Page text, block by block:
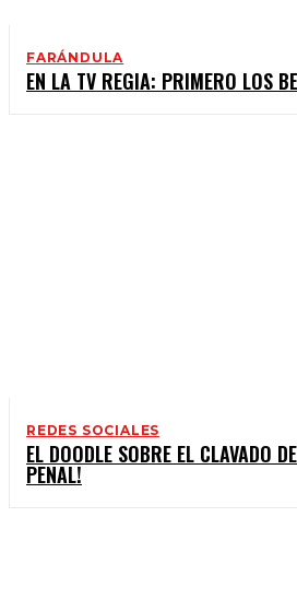
FARÁNDULA
EN LA TV REGIA: PRIMERO LOS
REDES SOCIALES
EL DOODLE SOBRE EL CLAVADO